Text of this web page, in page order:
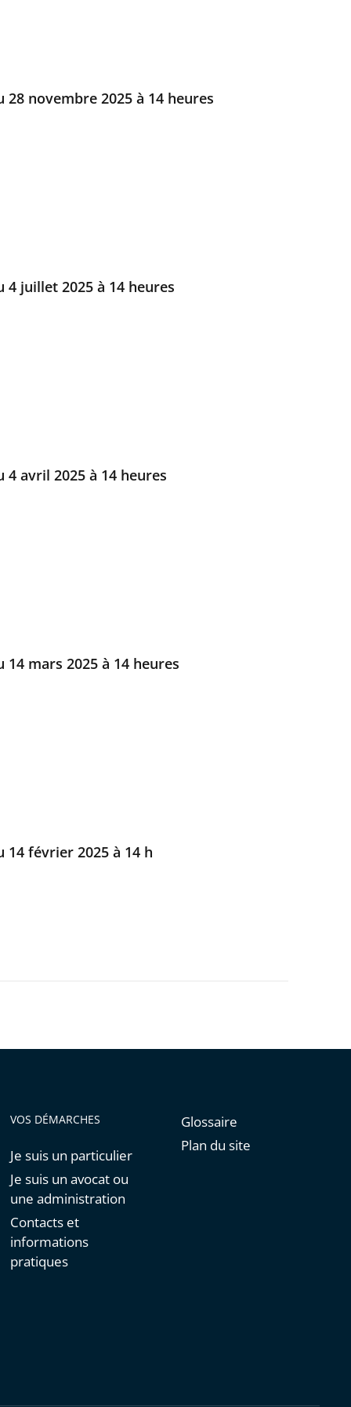
novembre 2025 à 14 heures
4 juillet 2025 à 14 heures
avril 2025 à 14 heures
mars 2025 à 14 heures
14 février 2025 à 14 h
VOS DÉMARCHES
Je suis un particulier
Je suis un avocat ou
une administration
Contacts et
informations
pratiques
Glossaire
Plan du site